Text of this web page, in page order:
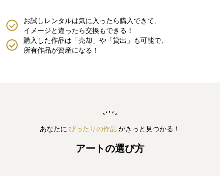
購入した作品は「売却」や「貸出」も可能で、
所有作品が資産になる！
お試しレンタルは気に入ったら購入できて、
イメージと違ったら交換もできる！
あなたに ぴったりの作品 がきっと見つかる！
アートの選び方